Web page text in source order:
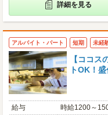
詳細を見る
アルバイト・パート 短期 未経
【ココ
トOK！
給与
時給1200～